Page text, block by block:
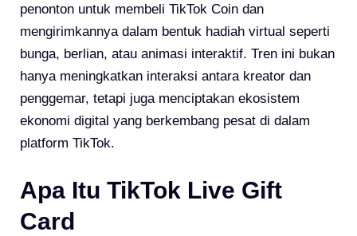
penonton untuk membeli TikTok Coin dan
mengirimkannya dalam bentuk hadiah virtual seperti
bunga, berlian, atau animasi interaktif. Tren ini bukan
hanya meningkatkan interaksi antara kreator dan
penggemar, tetapi juga menciptakan ekosistem
ekonomi digital yang berkembang pesat di dalam
platform TikTok.
Apa Itu TikTok Live Gift
Card